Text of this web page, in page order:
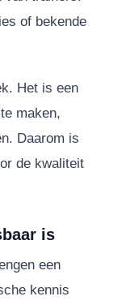
of bekende
Het is een
maken,
Daarom is
de kwaliteit
is
een
kennis